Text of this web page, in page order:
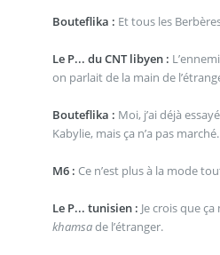
Bouteflika : Et tous les
Le P... du CNT libyen :
on parlait de la main de
Bouteflika : Moi, j’ai déjà
Kabylie, mais ça n’a pas marché.
M6 : Ce n’est plus à la mode
Le P... tunisien : Je crois que
khamsade l’étranger.